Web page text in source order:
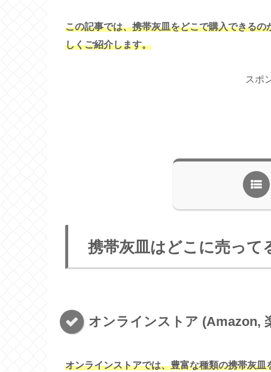
この記事では、携帯灰皿をどこで購入できる
しくご紹介します。
スポ
携帯灰皿はどこに売って
オンラインストア (Amazon,
オンラインストアでは、豊富な種類の携帯灰皿